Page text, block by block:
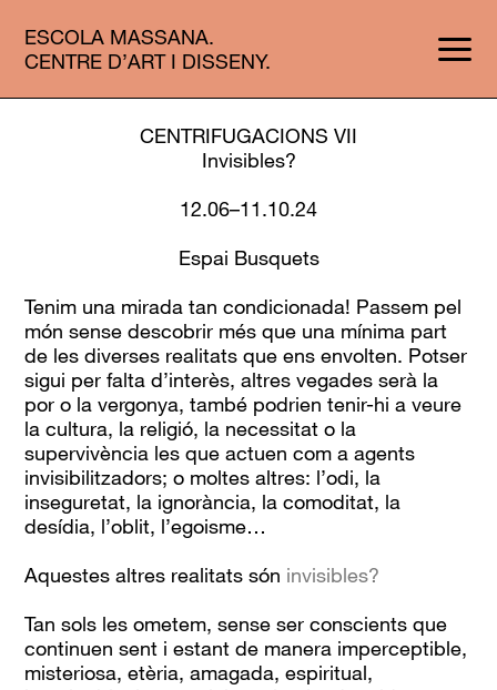
ESCOLA MASSANA.
CENTRE D’ART I DISSENY.
CENTRIFUGACIONS VII
Invisibles?
12.06–11.10.24
Espai Busquets
Tenim una mirada tan condicionada! Passem pel
món sense descobrir més que una mínima part
de les diverses realitats que ens envolten. Potser
sigui per falta d’interès, altres vegades serà la
por o la vergonya, també podrien tenir-hi a veure
la cultura, la religió, la necessitat o la
supervivència les que actuen com a agents
invisibilitzadors; o moltes altres: l’odi, la
inseguretat, la ignorància, la comoditat, la
desídia, l’oblit, l’egoisme…
Aquestes altres realitats són invisibles?
Tan sols les ometem, sense ser conscients que
continuen sent i estant de manera imperceptible,
misteriosa, etèria, amagada, espiritual,